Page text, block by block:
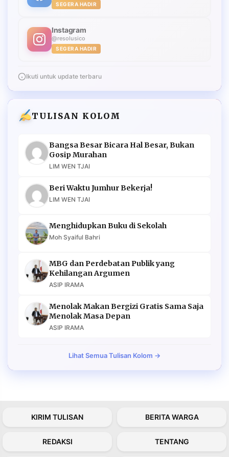
SEGERA HADIR
Instagram
@resolusico
SEGERA HADIR
Ikuti untuk update terbaru
TULISAN KOLOM
Bangsa Besar Bicara Hal Besar, Bukan
Gosip Murahan
LIM WEN TJAI
Beri Waktu Jumhur Bekerja!
LIM WEN TJAI
Menghidupkan Buku di Sekolah
Moh Syaiful Bahri
MBG dan Perdebatan Publik yang
Kehilangan Argumen
ASIP IRAMA
Menolak Makan Bergizi Gratis Sama Saja
Menolak Masa Depan
ASIP IRAMA
Lihat Semua Tulisan Kolom →
KIRIM TULISAN BERITA WARGA
REDAKSI TENTANG